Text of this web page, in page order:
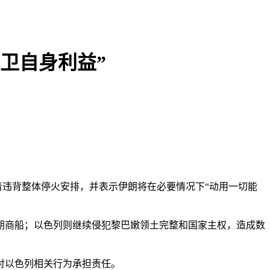
自身利益”
整体停火安排，并表示伊朗将在必要情况下“动用一切能
船；以色列则继续侵犯黎巴嫩领土完整和国家主权，造成数
色列相关行为承担责任。